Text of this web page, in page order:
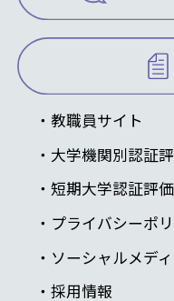
教職員サイト
大学機関別認証
短期大学認証評
プライバシーポ
ソーシャルメデ
採用情報